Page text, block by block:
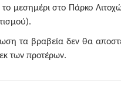
μεσημέρι στο Πάρκο
τα βραβεία δεν θα
των προτέρων.